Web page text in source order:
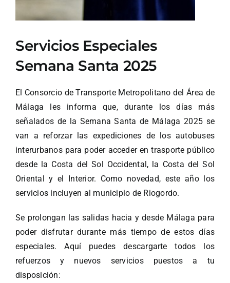
Servicios Especiales
Semana Santa 2025
El Consorcio de Transporte Metropolitano del Área de
Málaga les informa que, durante los días más
señalados de la Semana Santa de Málaga 2025 se
van a reforzar las expediciones de los autobuses
interurbanos para poder acceder en trasporte público
desde la Costa del Sol Occidental, la Costa del Sol
Oriental y el Interior. Como novedad, este año los
servicios incluyen al municipio de Riogordo.
Se prolongan las salidas hacia y desde Málaga para
poder disfrutar durante más tiempo de estos días
especiales. Aquí puedes descargarte todos los
refuerzos y nuevos servicios puestos a tu
disposición: